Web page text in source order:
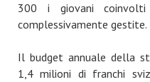
300 i giovani
complessivamente gestite.
Il budget annuale della
1,4 milioni di franchi